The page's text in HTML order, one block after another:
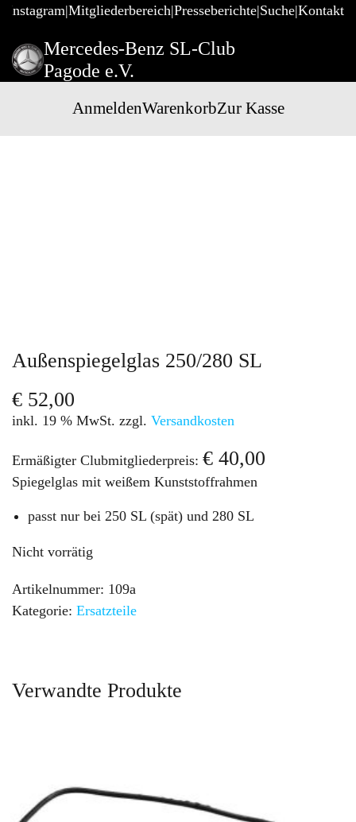
Mitgliederbereich Presseberichte Suche Kontakt
Mercedes-Benz SL-Club
Pagode e.V.
AnmeldenWarenkorbZur Kasse
Außenspiegelglas 250/280 SL
€ 52,00
inkl. 19 % MwSt. zzgl. Versandkosten
Ermäßigter Clubmitgliederpreis: € 40,00
Spiegelglas mit weißem Kunststoffrahmen
passt nur bei 250 SL (spät) und 280 SL
Nicht vorrätig
Artikelnummer: 109a
Kategorie: Ersatzteile
Verwandte Produkte